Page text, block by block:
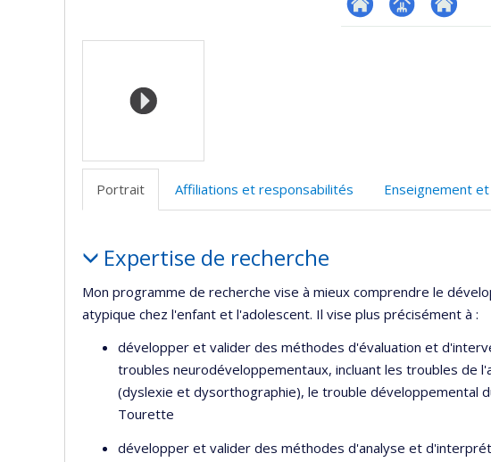
ResearchGate
Page Autre
Médias
Portrait Affiliations et responsabilités Enseignement
Expertise de recherche
Mon programme de recherche vise à mieux comprendre le
atypique chez l'enfant et l'adolescent. Il vise plus précisément à :
développer et valider des méthodes d'évaluation et
troubles neurodéveloppementaux, incluant les troubles de
(dyslexie et dysorthographie), le trouble développemental
Tourette
développer et valider des méthodes d'analyse et